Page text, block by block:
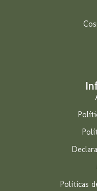
Políticas